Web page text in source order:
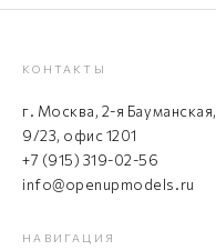
КОНТАКТЫ
г. Москва, 2-я Бауманская,
9/23, офис 1201
+7 (915) 319-02-56
info@openupmodels.ru
НАВИГАЦИЯ